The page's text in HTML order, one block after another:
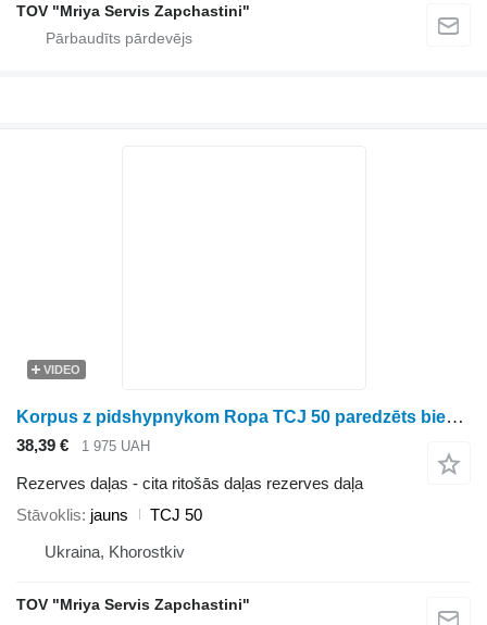
TOV "Mriya Servis Zapchastini"
VIDEO
Korpus z pidshypnykom Ropa TCJ 50 paredzēts biešu kombaina
38,39 € 1 975 UAH
Rezerves daļas - cita ritošās daļas rezerves daļa
Stāvoklis jauns
TCJ 50
Ukraina, Khorostkiv
TOV "Mriya Servis Zapchastini"